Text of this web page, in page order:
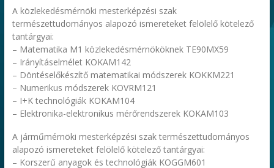
A közlekedésmérnöki mesterképzési szak
természettudományos alapozó ismereteket felölelő kötelező
tantárgyai:
– Matematika M1 közlekedésmérnököknek TE90MX59
– Irányításelmélet KOKAM142
– Döntéselőkészítő matematikai módszerek KOKKM221
– Numerikus módszerek KOVRM121
– I+K technológiák KOKAM104
– Elektronika-elektronikus mérőrendszerek KOKAM103
A járműmérnöki mesterképzési szak természettudományos
alapozó ismereteket felölelő kötelező tantárgyai:
– Korszerű anyagok és technológiák KOGGM601